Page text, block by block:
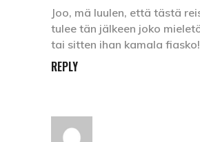
Joo, mä luulen, että tästä
tulee tän jälkeen joko
tai sitten ihan kamala
REPLY